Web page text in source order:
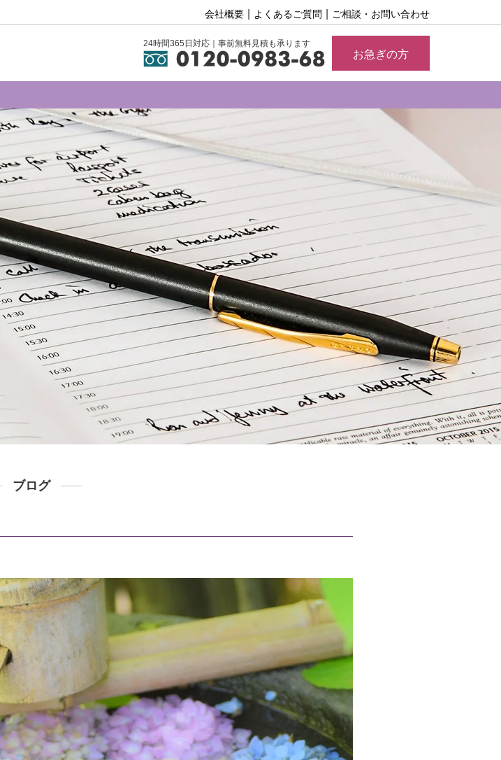
ご相談・お問い合わせ
よくあるご質問
会社概要
24時間365日対応｜事前無料見積も承ります
お急ぎの方
ブログ